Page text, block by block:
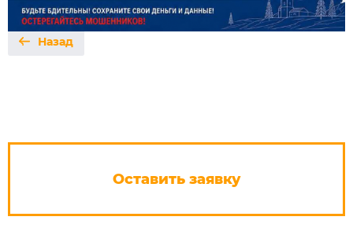
Назад
Оставить заявку